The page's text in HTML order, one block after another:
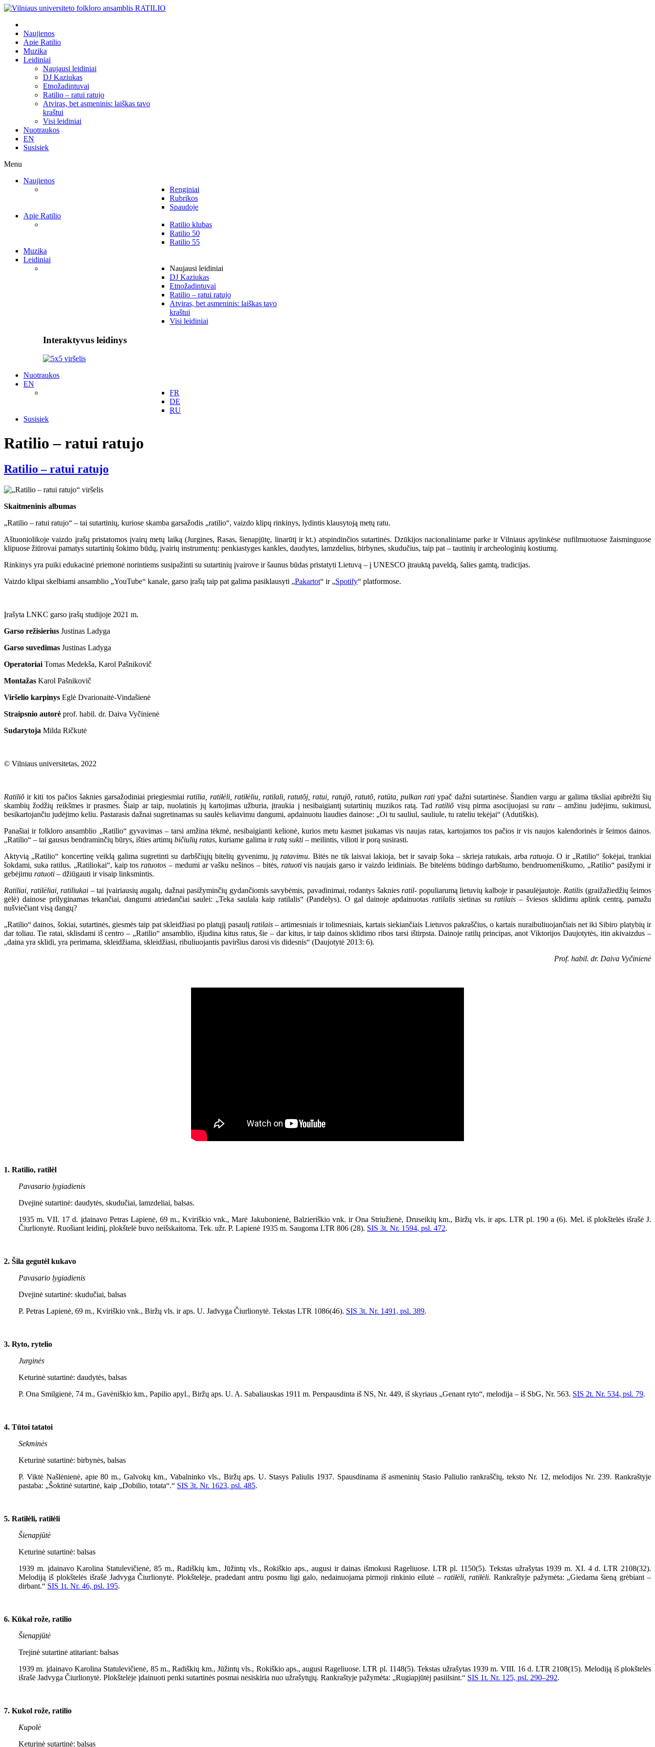
Naujienos
Apie Ratilio
Muzika
Leidiniai
Naujausi leidiniai
DJ Kaziukas
Etnožadintuvai
Ratilio – ratui ratujo
Atviras, bet asmeninis: laiškas tavo
kraštui
Visi leidiniai
Nuotraukos
EN
Susisiek
Menu
Naujienos
Renginiai
Rubrikos
Spaudoje
Apie Ratilio
Ratilio klubas
Ratilio 50
Ratilio 55
Muzika
Leidiniai
Naujausi leidiniai
DJ Kaziukas
Etnožadintuvai
Ratilio – ratui ratujo
Atviras, bet asmeninis: laiškas tavo
kraštui
Visi leidiniai
Interaktyvus leidinys
Nuotraukos
EN
FR
DE
RU
Susisiek
Ratilio – ratui ratujo
Ratilio – ratui ratujo
Skaitmeninis albumas
„Ratilio – ratui ratujo“ – tai sutartinių, kuriose skamba garsažodis „ratilio“, vaizdo klipų rinkinys, lydintis klausytoją metų ratu.
Aštuoniolikoje vaizdo įrašų pristatomos įvairų metų laiką (Jurgines, Rasas, šienapjūtę, linarūtį ir kt.) atspindinčios sutartinės. Dzūkijos nacionaliniame parke ir Vilniaus apylinkėse nufilmuotuose žaisminguose
klipuose žiūrovai pamatys sutartinių šokimo būdų, įvairių instrumentų: penkiastyges kankles, daudytes, lamzdelius, birbynes, skudučius, taip pat – tautinių ir archeologinių kostiumų.
Rinkinys yra puiki edukacinė priemonė norintiems susipažinti su sutartinių įvairove ir šaunus būdas pristatyti Lietuvą – į UNESCO įtrauktą paveldą, šalies gamtą, tradicijas.
Vaizdo klipai skelbiami ansamblio „YouTube“ kanale, garso įrašų taip pat galima pasiklausyti „Pakartot“ ir „Spotify“ platformose.
Įrašyta LNKC garso įrašų studijoje 2021 m.
Garso režisierius Justinas Ladyga
Garso suvedimas Justinas Ladyga
Operatoriai Tomas Medekša, Karol Pašnikovič
Montažas Karol Pašnikovič
Viršelio karpinys Eglė Dvarionaitė-Vindašienė
Straipsnio autorė prof. habil. dr. Daiva Vyčinienė
Sudarytoja Milda Ričkutė
© Vilniaus universitetas, 2022
Ratiliõ ir kiti tos pačios šaknies garsažodiniai priegiesmiairatilia, ratiłėli, ratiłėliu, ratilali, ratutõj, ratui, ratujõ, ratutõ, ratūta, pulkan rati ypač dažni sutartinėse. Šiandien vargu ar galima tiksliai apibrėžti šių
skambių žodžių reikšmes ir prasmes. Šiaip ar taip, nuolatinis jų kartojimas užburia, įtraukia į nesibaigiantį sutartinių muzikos ratą. Tadratiliõ visų pirma asocijuojasi su ratu– amžinu judėjimu, sukimusi,
besikartojančiu judėjimo keliu. Pastarasis dažnai sugretinamas su saulės keliavimu dangumi, apdainuotu liaudies dainose: „Oi tu sauliul, sauliule, tu rateliu tekėjai“ (Adutiškis).
Panašiai ir folkloro ansamblio „Ratilio“ gyvavimas – tarsi amžina tėkmė, nesibaigianti kelionė, kurios metu kasmet įsukamas vis naujas ratas, kartojamos tos pačios ir vis naujos kalendorinės ir šeimos dainos.
„Ratilio“ – tai gausus bendraminčių būrys, išties artimų bičiulių ratas, kuriame galima irratą sukti – meilintis, vilioti ir porą susirasti.
Aktyvią „Ratilio“ koncertinę veiklą galima sugretinti su darbščiųjų bitelių gyvenimu, jųratavimu. Bitės ne tik laisvai lakioja, bet ir savaip šoka – skrieja ratukais, arbaratuoja. O ir „Ratilio“ šokėjai, trankiai
šokdami, suka ratilus. „Ratiliokai“, kaip tosratuotos– medumi ar vašku nešinos – bitės, ratuotivis naujais garso ir vaizdo leidiniais. Be bitelėms būdingo darbštumo, bendruomeniškumo, „Ratilio“ pasižymi ir
gebėjimu ratuoti – džiūgauti ir visaip linksmintis.
Ratiliai, ratilėliai, ratiliukai – tai įvairiausių augalų, dažnai pasižyminčių gydančiomis savybėmis, pavadinimai, rodantys šaknies ratil- populiarumą lietuvių kalboje ir pasaulėjautoje. Ratilis (graižažiedžių šeimos
gėlė) dainose prilyginamas tekančiai, dangumi atriedančiai saulei: „Teka saulala kaip ratilalis“ (Pandėlys). O gal dainoje apdainuotasratilalis sietinas suratilais– šviesos sklidimu aplink centrą, pamažu
nušviečiant visą dangų?
„Ratilio“ dainos, šokiai, sutartinės, giesmės taip pat skleidžiasi po platųjį pasaulį ratilais– artimesniais ir tolimesniais, kartais siekiančiais Lietuvos pakraščius, o kartais nuraibuliuojančiais net iki Sibiro platybių ir
dar toliau. Tie ratai, sklisdami iš centro – „Ratilio“ ansamblio, išjudina kitus ratus, šie – dar kitus, ir taip dainos sklidimo ribos tarsi ištirpsta. Dainoje ratilų principas, anot Viktorijos Daujotytės, itin akivaizdus –
„daina yra sklidi, yra perimama, skleidžiama, skleidžiasi, ribuliuojantis paviršius darosi vis didesnis“ (Daujotytė 2013: 6).
Prof. habil. dr. Daiva Vyčinienė
1. Ratilio, ratilėl
Pavasario lygiadienis
Dvejinė sutartinė: daudytės, skudučiai, lamzdeliai, balsas.
1935 m. VII. 17 d. įdainavo Petras Lapienė, 69 m., Kviriškio vnk., Marė Jakubonienė, Balzieriškio vnk. ir Ona Striužienė, Druseikių km., Biržų vls. ir aps. LTR pl. 190 a (6). Mel. iš plokštelės išrašė J.
Čiurlionytė. Ruošiant leidinį, plokštelė buvo neišskaitoma. Tek. užr. P. Lapienė 1935 m. Saugoma LTR 806 (28). SIS 3t. Nr. 1 594, psl. 472.
2. Šila gegutėl kukavo
Pavasario lygiadienis
Dvejinė sutartinė: skudučiai, balsas
P. Petras Lapienė, 69 m., Kviriškio vnk., Biržų vls. ir aps. U. Jadvyga Čiurlionytė. Tekstas LTR 1086(46). SIS 3t. Nr. 1491, psl. 389.
3. Ryto, rytelio
Jurginės
Keturinė sutartinė: daudytės, balsas
P. Ona Smilgienė, 74 m., Gavėniškio km., Papilio apyl., Biržų aps. U. A. Sabaliauskas 1911 m. Perspausdinta iš NS, Nr. 449, iš skyriaus „Genant ryto“, melodija – iš SbG, Nr. 563. SIS 2t. Nr. 534, psl. 79.
4. Tūtoi tatatoi
Sekminės
Keturinė sutartinė: birbynės, balsas
P. Viktė Našlėnienė, apie 80 m., Galvokų km., Vabalninko vls., Biržų aps. U. Stasys Paliulis 1937. Spausdinama iš asmeninių Stasio Paliulio rankraščių, teksto Nr. 12, melodijos Nr. 239. Rankraštyje
pastaba: „Šoktinė sutartinė, kaip „Dobilio, totata“.“ SIS 3t. Nr. 1623, psl. 485.
5. Ratiłėli, ratiłėli
Šienapjūtė
Keturinė sutartinė: balsas
1939 m. įdainavo Karolina Statulevičienė, 85 m., Radiškių km., Jūžintų vls., Rokiškio aps., augusi ir dainas išmokusi Rageliuose. LTR pl. 1150(5). Tekstas užrašytas 1939 m. XI. 4 d. LTR 2108(32).
Melodiją iš plokštelės išrašė Jadvyga Čiurlionytė. Plokštelėje, pradedant antru posmu ligi galo, nedainuojama pirmoji rinkinio eilutė – ratiłėli, ratiłėli. Rankraštyje pažymėta: „Giedama šieną grėbiant –
dirbant.“ SIS 1t. Nr. 46, psl. 195.
6. Kūkał rože, ratilio
Šienapjūtė
Trejinė sutartinė atitariant: balsas
1939 m. įdainavo Karolina Statulevičienė, 85 m., Radiškių km., Jūžintų vls., Rokiškio aps., augusi Rageliuose. LTR pl. 1148(5). Tekstas užrašytas 1939 m. VIII. 16 d. LTR 2108(15). Melodiją iš plokštelės
išrašė Jadvyga Čiurlionytė. Plokštelėje įdainuoti penki sutartinės posmai nesiskiria nuo užrašytųjų. Rankraštyje pažymėta: „Rugiapjūtėj pasiilsint.“ SIS 1t. Nr. 125, psl. 290–292.
7. Kukol rože, ratilio
Kupolė
Keturinė sutartinė: balsas